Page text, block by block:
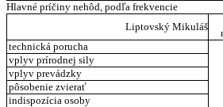
Hlavné príčiny nehôd, podľa frekvencie
Liptovský Mikuláš
technická porucha
vplyv prírodnej sily
vplyv prevádzky
pôsobenie zvierať
indispozícia osoby